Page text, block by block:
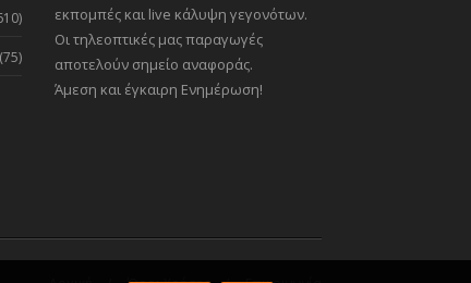
(75)
εκπομπές και live κάλυψη γεγονότων.
Οι τηλεοπτικές μας παραγωγές
αποτελούν σημείο αναφοράς.
Άμεση και έγκαιρη Ενημέρωση!